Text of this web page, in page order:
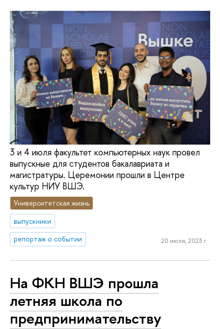
3 и 4 июля факультет компьютерных наук провел
выпускные для студентов бакалавриата и
магистратуры. Церемонии прошли в Центре
культур НИУ ВШЭ.
Университетская жизнь
выпускники
репортаж о событии
20 июля, 2023 г.
На ФКН ВШЭ прошла
летняя школа по
предпринимательству